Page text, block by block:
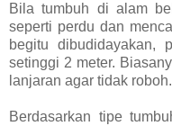
Bila tumbuh di alam
seperti perdu dan
begitu dibudidayakan,
setinggi 2 meter.
lanjaran agar tidak roboh.
Berdasarkan tipe